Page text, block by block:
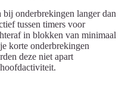
onderbrekingen langer dan
tussen timers voor
in blokken van minimaal
korte onderbrekingen
deze niet apart